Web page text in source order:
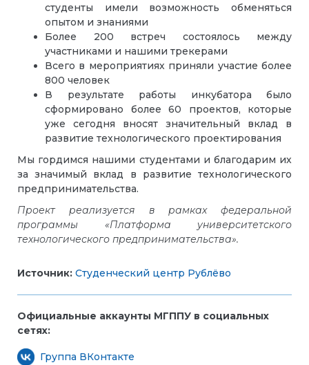
студенты имели возможность обменяться
опытом и знаниями
Более 200 встреч состоялось между
участниками и нашими трекерами
Всего в мероприятиях приняли участие более
800 человек
В результате работы инкубатора было
сформировано более 60 проектов, которые
уже сегодня вносят значительный вклад в
развитие технологического проектирования
Мы гордимся нашими студентами и благодарим их
за значимый вклад в развитие технологического
предпринимательства.
Проект реализуется в рамках федеральной
программы «Платформа университетского
технологического предпринимательства».
Источник: Студенческий центр Рублёво
Официальные аккаунты МГППУ в социальных
сетях:
Группа ВКонтакте